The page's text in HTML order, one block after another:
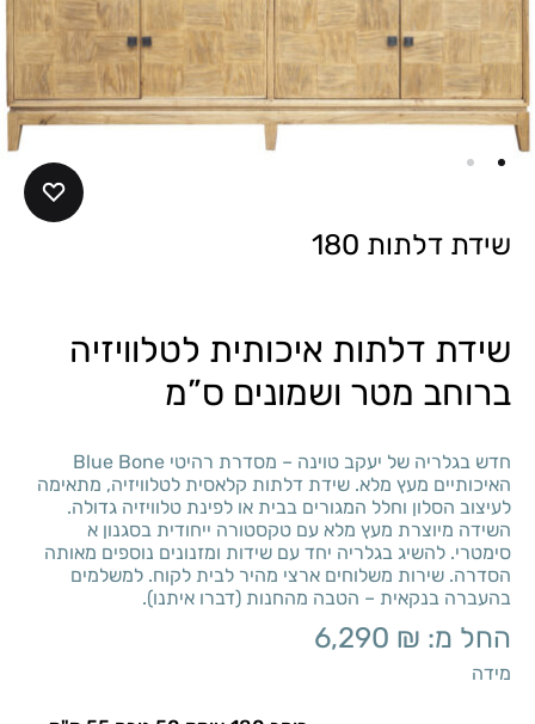
שידת דלתות 180
שידת דלתות איכותית לטלוויזיה
ברוחב מטר ושמונים ס”מ
חדש בגלריה של יעקב טוינה – מסדרת רהיטי Blue Bone
האיכותיים מעץ מלא. שידת דלתות קלאסית לטלוויזיה, מתאימה
לעיצוב הסלון וחלל המגורים בבית או לפינת טלוויזיה גדולה.
השידה מיוצרת מעץ מלא עם טקסטורה ייחודית בסגנון א
סימטרי. להשיג בגלריה יחד עם שידות ומזנונים נוספים מאותה
הסדרה. שירות משלוחים ארצי מהיר לבית לקוח. למשלמים
בהעברה בנקאית – הטבה מהחנות (דברו איתנו).
החל מ: 6,290 ₪
מידה